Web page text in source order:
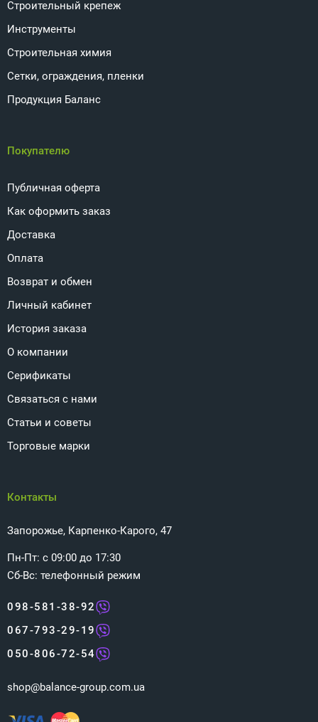
Строительный крепеж
Инструменты
Строительная химия
Сетки, ограждения, пленки
Продукция Баланс
Покупателю
Публичная оферта
Как оформить заказ
Доставка
Оплата
Возврат и обмен
Личный кабинет
История заказа
О компании
Серификаты
Связаться с нами
Статьи и советы
Торговые марки
Контакты
Запорожье, Карпенко-Карого, 47
Пн-Пт: с 09:00 до 17:30
Сб-Вс: телефонный режим
098-581-38-92
067-793-29-19
050-806-72-54
shop@balance-group.com.ua